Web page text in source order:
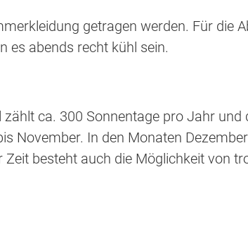
getragen werden. Für die
es abends recht kühl sein.
ca. 300 Sonnentage pro Jahr
November. In den Monaten
besteht auch die Möglichkeit von